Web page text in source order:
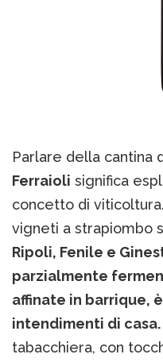
Parlare della cantina
Ferraioli significa
concetto di
vigneti a strapiombo
Ripoli, Fenile e
parzialmente
affinate in barrique,
intendimenti di casa.
tabacchiera, con